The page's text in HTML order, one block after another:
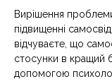
Вирішення
підвищенні
відчуваєте, що
стосунки в кращий
допомогою